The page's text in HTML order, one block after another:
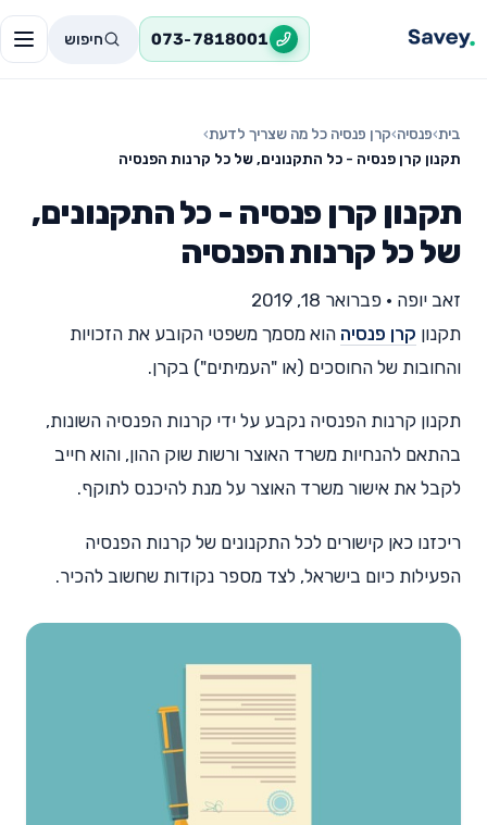
073-7818001 חיפוש
בית›פנסיה›קרן פנסיה כל מה שצריך לדעת›
תקנון קרן פנסיה - כל התקנונים, של כל קרנות הפנסיה
תקנון קרן פנסיה - כל התקנונים,
של כל קרנות הפנסיה
זאב יופה • פברואר 18, 2019
תקנון קרן פנסיה הוא מסמך משפטי הקובע את הזכויות
והחובות של החוסכים (או "העמיתים") בקרן.
תקנון קרנות הפנסיה נקבע על ידי קרנות הפנסיה השונות,
בהתאם להנחיות משרד האוצר ורשות שוק ההון, והוא חייב
לקבל את אישור משרד האוצר על מנת להיכנס לתוקף.
ריכזנו כאן קישורים לכל התקנונים של קרנות הפנסיה
הפעילות כיום בישראל, לצד מספר נקודות שחשוב להכיר.